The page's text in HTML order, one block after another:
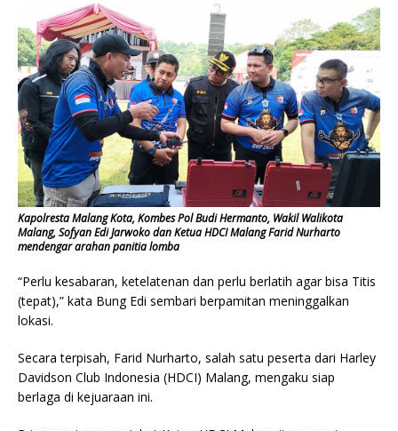
Kapolresta Malang Kota, Kombes Pol Budi Hermanto, Wakil Walikota
Malang, Sofyan Edi Jarwoko dan Ketua HDCI Malang Farid Nurharto
mendengar arahan panitia lomba
“Perlu kesabaran, ketelatenan dan perlu berlatih agar bisa Titis
(tepat),” kata Bung Edi sembari berpamitan meninggalkan
lokasi.
Secara terpisah, Farid Nurharto, salah satu peserta dari Harley
Davidson Club Indonesia (HDCI) Malang, mengaku siap
berlaga di kejuaraan ini.